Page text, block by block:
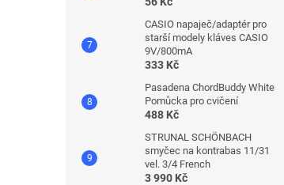
CASIO napaječ/adaptér pro
starší modely kláves CASIO
9V/800mA
333 Kč
Pasadena ChordBuddy White
Pomůcka pro cvičení
488 Kč
STRUNAL SCHÖNBACH
smyčec na kontrabas 11/31
vel. 3/4 French
3 990 Kč